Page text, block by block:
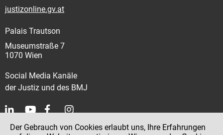
justizonline.gv.at
Palais Trautson
Museumstraße 7
1070 Wien
Social Media Kanäle
der Justiz und des BMJ
Kontakt
Der Gebrauch von Cookies erlaubt uns, Ihre Erfahrungen